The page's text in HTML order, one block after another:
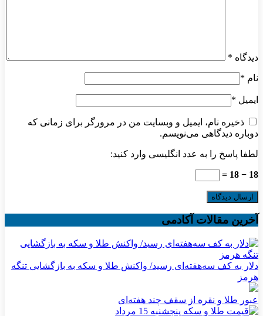
دیدگاه *
نام *
ایمیل *
ذخیره نام، ایمیل و وبسایت من در مرورگر برای زمانی که
دوباره دیدگاهی می‌نویسم.
لطفا پاسخ را به عدد انگلیسی وارد کنید:
18 − 18 =
آخرین مقالات آکادمی
دلار به کف سه‌هفته‌ای رسید/ واکنش طلا و سکه به بازگشایی تنگه
هرمز
عبور طلا و نقره از سقف چند هفته‌ای